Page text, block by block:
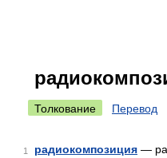
Толкование Перевод
1 радиокомпозиция —